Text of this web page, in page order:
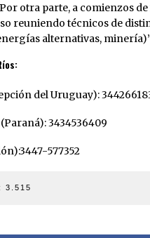
otra parte, a comienzos de
reuniendo técnicos de
alternativas,
del Uruguay):
3434536409
577352
3.515